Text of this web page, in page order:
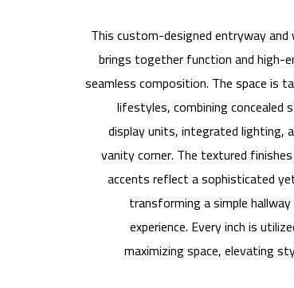
This custom-designed entryway
brings together function and high-
seamless composition. The space is
lifestyles, combining concealed
display units, integrated lighting,
vanity corner. The textured
accents reflect a sophisticated
transforming a simple
experience. Every inch is
maximizing space, elevating